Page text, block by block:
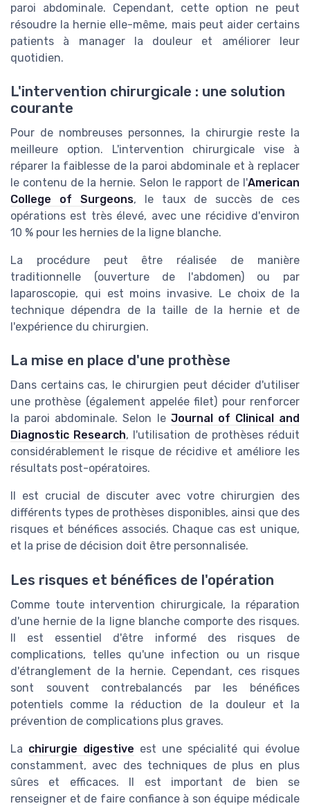
paroi abdominale. Cependant, cette option ne peut
résoudre la hernie elle-même, mais peut aider certains
patients à manager la douleur et améliorer leur
quotidien.
L'intervention chirurgicale : une solution
courante
Pour de nombreuses personnes, la chirurgie reste la
meilleure option. L'intervention chirurgicale vise à
réparer la faiblesse de la paroi abdominale et à replacer
le contenu de la hernie. Selon le rapport de l'American
College of Surgeons, le taux de succès de ces
opérations est très élevé, avec une récidive d'environ
10 % pour les hernies de la ligne blanche.
La procédure peut être réalisée de manière
traditionnelle (ouverture de l'abdomen) ou par
laparoscopie, qui est moins invasive. Le choix de la
technique dépendra de la taille de la hernie et de
l'expérience du chirurgien.
La mise en place d'une prothèse
Dans certains cas, le chirurgien peut décider d'utiliser
une prothèse (également appelée filet) pour renforcer
la paroi abdominale. Selon le Journal of Clinical and
Diagnostic Research, l'utilisation de prothèses réduit
considérablement le risque de récidive et améliore les
résultats post-opératoires.
Il est crucial de discuter avec votre chirurgien des
différents types de prothèses disponibles, ainsi que des
risques et bénéfices associés. Chaque cas est unique,
et la prise de décision doit être personnalisée.
Les risques et bénéfices de l'opération
Comme toute intervention chirurgicale, la réparation
d'une hernie de la ligne blanche comporte des risques.
Il est essentiel d'être informé des risques de
complications, telles qu'une infection ou un risque
d'étranglement de la hernie. Cependant, ces risques
sont souvent contrebalancés par les bénéfices
potentiels comme la réduction de la douleur et la
prévention de complications plus graves.
La chirurgie digestive est une spécialité qui évolue
constamment, avec des techniques de plus en plus
sûres et efficaces. Il est important de bien se
renseigner et de faire confiance à son équipe médicale